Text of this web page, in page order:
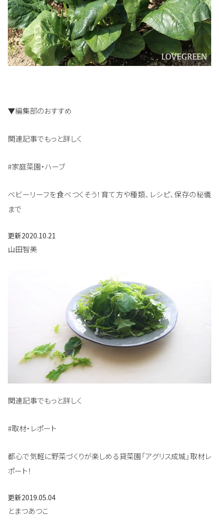
▼編集部のおすすめ
関連記事でもっと詳しく
#家庭菜園・ハーブ
ベビーリーフを食べつくそう！育て方や種類、レシピ、保存の秘儀
まで
更新2020.10.21
山田智美
関連記事でもっと詳しく
#取材・レポート
都心で気軽に野菜づくりが楽しめる貸菜園「アグリス成城」取材レ
ポート！
更新2019.05.04
とまつあつこ